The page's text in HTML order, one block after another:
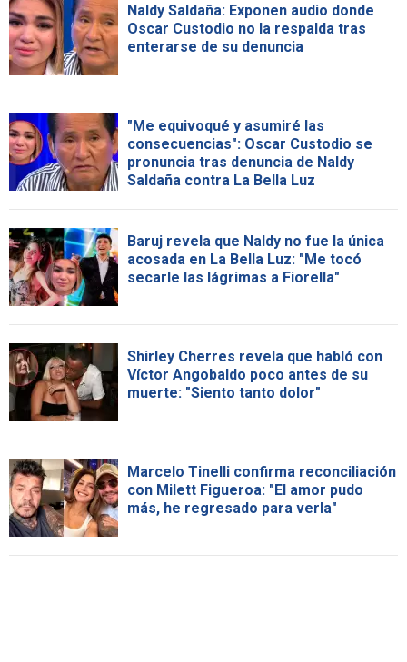
Naldy Saldaña: Exponen audio donde
Oscar Custodio no la respalda tras
enterarse de su denuncia
"Me equivoqué y asumiré las
consecuencias": Oscar Custodio se
pronuncia tras denuncia de Naldy
Saldaña contra La Bella Luz
Baruj revela que Naldy no fue la única
acosada en La Bella Luz: "Me tocó
secarle las lágrimas a Fiorella"
Shirley Cherres revela que habló con
Víctor Angobaldo poco antes de su
muerte: "Siento tanto dolor"
Marcelo Tinelli confirma reconciliación
con Milett Figueroa: "El amor pudo
más, he regresado para verla"